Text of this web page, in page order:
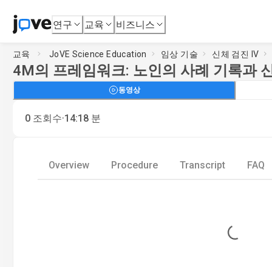
연구 교육 비즈니스
교육 JoVE Science Education 임상 기술 신체 검진 IV
4M의 프레임워크: 노인의 사례 기록과
동영상
0 조회수·14:18 분
Overview Procedure Transcript FAQ
Loading...